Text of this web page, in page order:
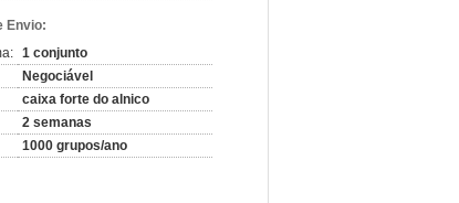
Envio:
1 conjunto
Negociável
caixa forte do alnico
2 semanas
1000 grupos/ano